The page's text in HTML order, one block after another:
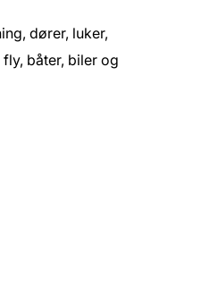
dører, luker,
båter, biler og